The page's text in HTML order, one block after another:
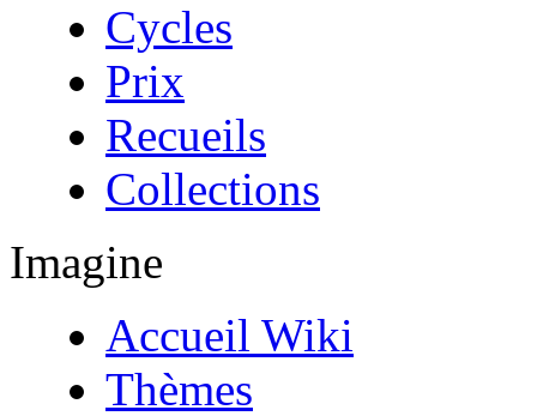
Cycles
Prix
Recueils
Collections
Imagine
Accueil Wiki
Thèmes